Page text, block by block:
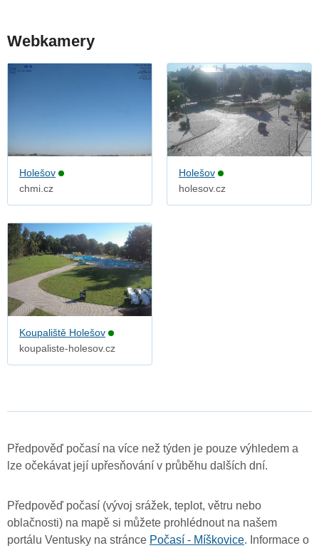
Webkamery
Holešov
chmi.cz
Holešov
holesov.cz
Koupaliště Holešov
koupaliste-holesov.cz
Předpověď počasí na více než týden je pouze výhledem a
lze očekávat její upřesňování v průběhu dalších dní.
Předpověď počasí (vývoj srážek, teplot, větru nebo
oblačnosti) na mapě si můžete prohlédnout na našem
portálu Ventusky na stránce Počasí - Míškovice. Informace o